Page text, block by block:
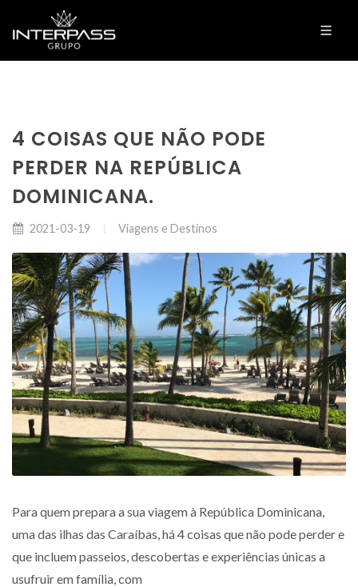
4 COISAS QUE NÃO PODE
PERDER NA REPÚBLICA
DOMINICANA.
2021-03-19 Viagens e Destinos
Para quem prepara a sua viagem à República Dominicana,
uma das ilhas das Caraíbas, há 4 coisas que não pode perder e
que incluem passeios, descobertas e experiências únicas a
usufruir em família, com